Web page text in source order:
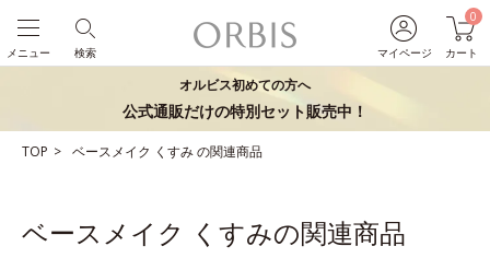
マイページ
0
カート
検索
メニュー
オルビス初めての方へ
公式通販だけの特別セット販売中！
TOP ベースメイク くすみの関連商品
ベースメイク くすみの関連商品